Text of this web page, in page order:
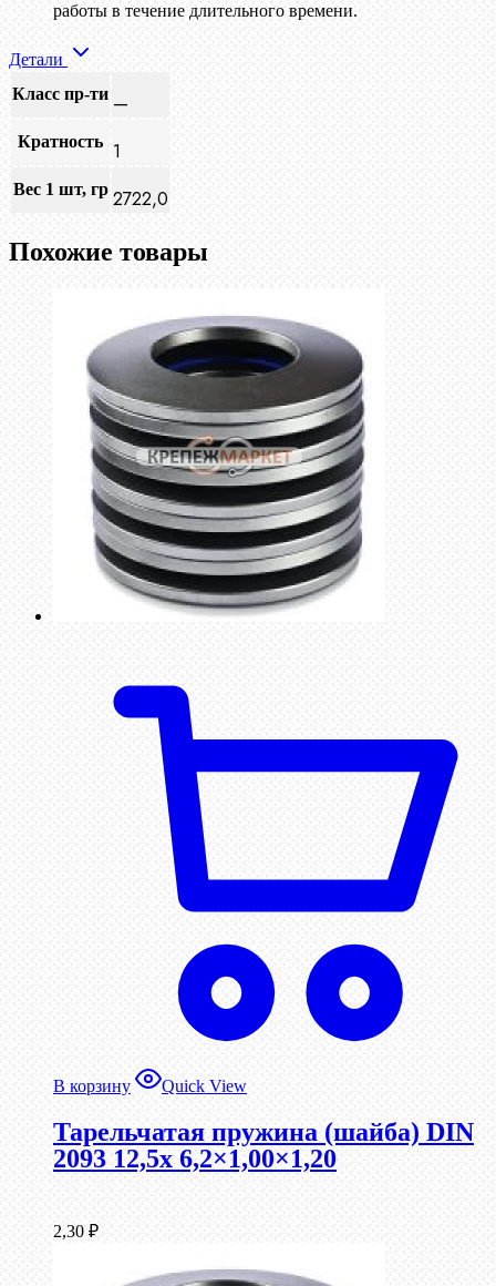
работы в течение длительного времени.
Детали
Класс пр-ти —
Кратность 1
Вес 1 шт, гр 2722,0
Похожие товары
В корзину Quick View
Тарельчатая пружина (шайба) DIN
2093 12,5x 6,2×1,00×1,20
2,30 ₽